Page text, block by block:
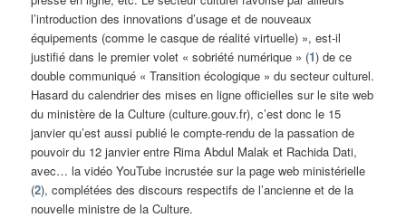
l’introduction des innovations d’usage et de nouveaux
équipements (comme le casque de réalité virtuelle) », est-il
justifié dans le premier volet « sobriété numérique » (1) de ce
double communiqué « Transition écologique » du secteur culturel.
Hasard du calendrier des mises en ligne officielles sur le site web
du ministère de la Culture (culture.gouv.fr), c’est donc le 15
janvier qu’est aussi publié le compte-rendu de la passation de
pouvoir du 12 janvier entre Rima Abdul Malak et Rachida Dati,
avec… la vidéo YouTube incrustée sur la page web ministérielle
(2), complétées des discours respectifs de l’ancienne et de la
nouvelle ministre de la Culture.